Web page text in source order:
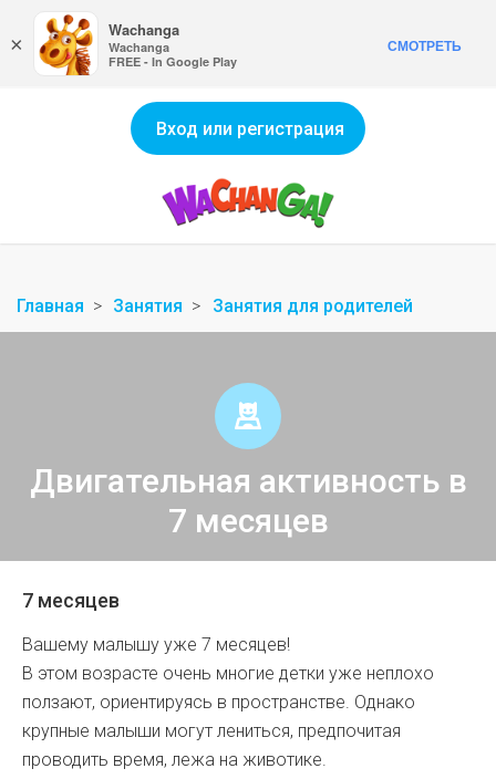
Вход или регистрация
Главная Занятия Занятия для родителей
Двигательная активность в
7 месяцев
7 месяцев
Вашему малышу уже 7 месяцев!
В этом возрасте очень многие детки уже неплохо
ползают, ориентируясь в пространстве. Однако
крупные малыши могут лениться, предпочитая
проводить время, лежа на животике.
×
Wachanga
Wachanga
FREE - In Google Play
СМОТРЕТЬ